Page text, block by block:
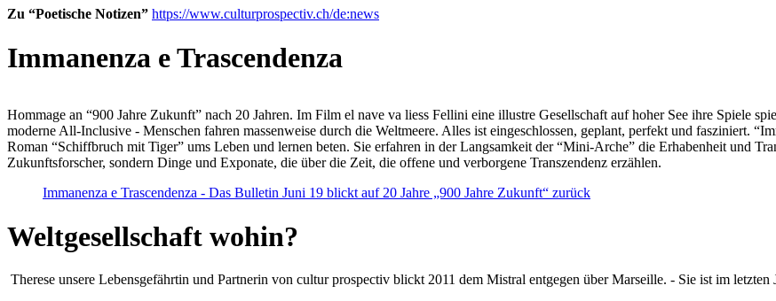
Zu “Poetische Notizen” https://www.culturprospectiv.ch/de:news
Immanenza e Trascendenza
Hommage an “900 Jahre Zukunft” nach 20 Jahren. Im Film el nave va liess Fellini eine illustre Gesellschaft auf hoher See ihre Spiele
moderne All-Inclusive - Menschen fahren massenweise durch die Weltmeere. Alles ist eingeschlossen, geplant, perfekt und fasziniert.
Roman “Schiffbruch mit Tiger” ums Leben und lernen beten. Sie erfahren in der Langsamkeit der “Mini-Arche” die Erhabenheit und
Zukunftsforscher, sondern Dinge und Exponate, die über die Zeit, die offene und verborgene Transzendenz erzählen.
Immanenza e Trascendenza - Das Bulletin Juni 19 blickt auf 20 Jahre „900 Jahre Zukunft“ zurück
Weltgesellschaft wohin?
Therese unsere Lebensgefährtin und Partnerin von cultur prospectiv blickt 2011 dem Mistral entgegen über Marseille. - Sie ist im